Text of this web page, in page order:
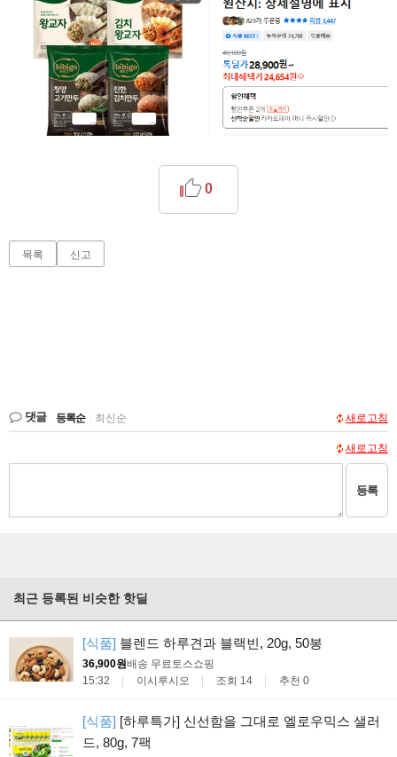
0
목록 신고
댓글 등록순 최신순 새로고침
새로고침
등록
최근 등록된 비슷한 핫딜
[식품] 블렌드 하루견과 블랙빈, 20g, 50봉
36,900원배송 무료 토스쇼핑
15:32
이시루시오 조회 14 추천 0
[식품] [하루특가] 신선함을 그대로 엘로우믹스 샐러
드, 80g, 7팩